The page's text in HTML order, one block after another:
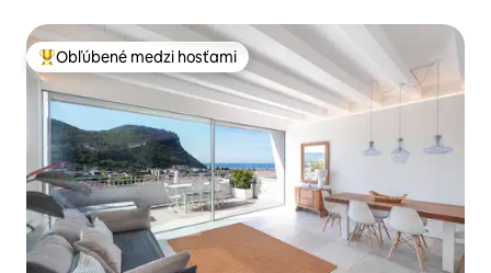
Najobľúbenejšie medzi hosťami
Obľúbené medzi hosťami